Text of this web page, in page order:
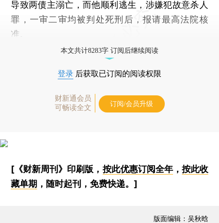
导致两债主溺亡，而他顺利逃生，涉嫌犯故意杀人
罪，一审二审均被判处死刑后，报请最高法院核
准。
本文共计8283字 订阅后继续阅读
登录 后获取已订阅的阅读权限
财新通会员
可畅读全文
订阅/会员升级
[《财新周刊》印刷版， 按此优惠订阅全年， 按此收
藏单期 ，随时起刊，免费快递。]
版面编辑：吴秋晗